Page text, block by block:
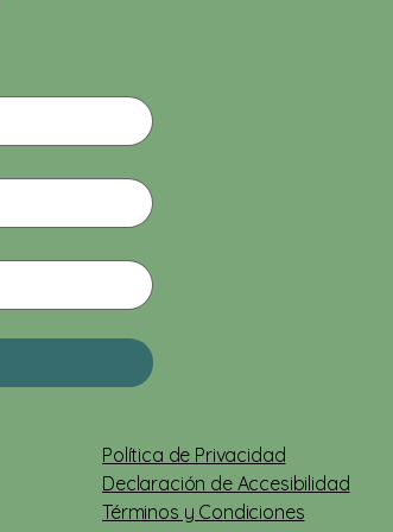
Política de Privacidad
Declaración de Accesibilidad
Términos y Condiciones